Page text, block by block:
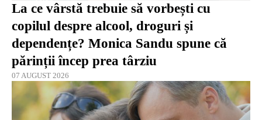
La ce vârstă trebuie să vorbești cu
copilul despre alcool, droguri și
dependențe? Monica Sandu spune că
părinții încep prea târziu
07 AUGUST 2026